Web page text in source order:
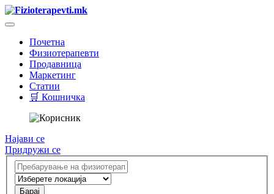
Почетна
Физиотерапевти
Продавница
Маркетинг
Статии
🛒 Кошничка
Најави се
Придружи се